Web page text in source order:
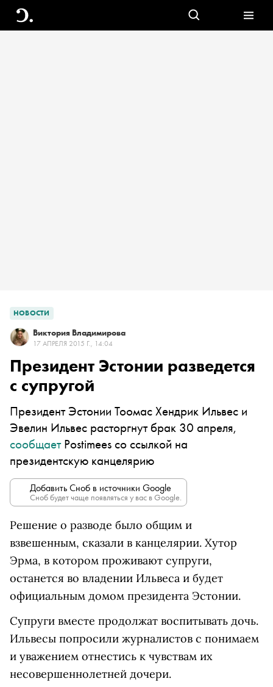
НОВОСТИ
Виктория Владимирова
17 АПРЕЛЯ 2015 Г., 14:04
Президент Эстонии разведется
с супругой
Президент Эстонии Тоомас Хендрик Ильвес и
Эвелин Ильвес расторгнут брак 30 апреля,
сообщаетPostimees со ссылкой на
президентскую канцелярию
Добавить Сноб в источники Google
Сноб будет чаще появляться у вас в Google.
Решение о разводе было общим и
взвешенным, сказали в канцелярии. Хутор
Эрма, в котором проживают супруги,
останется во владении Ильвеса и будет
официальным домом президента Эстонии.
Супруги вместе продолжат воспитывать дочь.
Ильвесы попросили журналистов с понимаем
и уважением отнестись к чувствам их
несовершеннолетней дочери.